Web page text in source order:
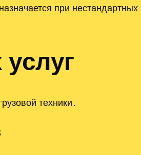
при нестандартных
техники․